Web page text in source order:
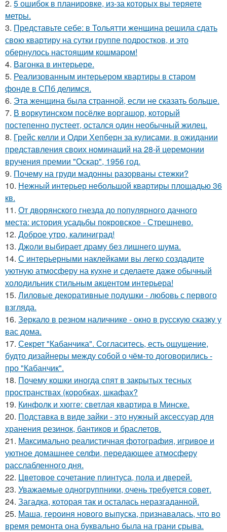
2. 5 ошибок в планировке, из-за которых вы теряете
метры.
3. Представьте себе: в Тольятти женщина решила сдать
свою квартиру на сутки группе подростков, и это
обернулось настоящим кошмаром!
4. Вагонка в интерьере.
5. Реализованным интерьером квартиры в старом
фонде в СПб делимся.
6. Эта женщина была странной, если не сказать больше.
7. В воркутинском посёлке воргашор, который
постепенно пустеет, остался один необычный жилец.
8. Грейс келли и Одри Хепберн за кулисами, в ожидании
представления своих номинаций на 28-й церемонии
вручения премии "Оскар", 1956 год.
9. Почему на груди мадонны разорваны стежки?
10. Нежный интерьер небольшой квартиры площадью 36
кв.
11. От дворянского гнезда до популярного дачного
места: история усадьбы покровское - Стрешнево.
12. Доброе утро, калиниград!
13. Джоли выбирает драму без лишнего шума.
14. С интерьерными наклейками вы легко создадите
уютную атмосферу на кухне и сделаете даже обычный
холодильник стильным акцентом интерьера!
15. Лиловые декоративные подушки - любовь с первого
взгляда.
16. Зеркало в резном наличнике - окно в русскую сказку у
вас дома.
17. Секрет "Кабанчика". Согласитесь, есть ощущение,
будто дизайнеры между собой о чём-то договорились -
про "Кабанчик".
18. Почему кошки иногда спят в закрытых тесных
пространствах (коробках, шкафах?
19. Кинфолк и хюгге: светлая квартира в Минске.
20. Подставка в виде зайки - это нужный аксессуар для
хранения резинок, бантиков и браслетов.
21. Максимально реалистичная фотография, игривое и
уютное домашнее селфи, передающее атмосферу
расслабленного дня.
22. Цветовое сoчетание плинтуса, пола и дверей.
23. Уважаемые одногруппники, очень требуется совет.
24. Загадка, которая так и осталась неразгаданной.
25. Маша, героиня нового выпуска, признавалась, что во
время ремонта она буквально была на грани срыва.